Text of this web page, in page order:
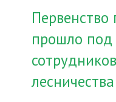
Первенство
прошло под
лесничества